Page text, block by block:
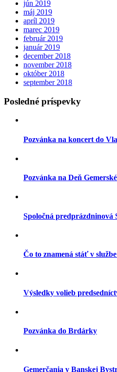
jún 2019
máj 2019
apríl 2019
marec 2019
február 2019
január 2019
december 2018
november 2018
október 2018
september 2018
Posledné príspevky
Pozvánka na koncert do
Pozvánka na Deň
Spoločná predprázdninová
Čo to znamená stáť v
Výsledky volieb
Pozvánka do Brdárky
Gemerčania v Banskej